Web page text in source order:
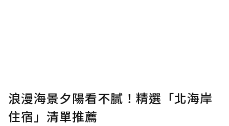
浪漫海景夕陽看不膩！精選「北海岸
住宿」清單推薦